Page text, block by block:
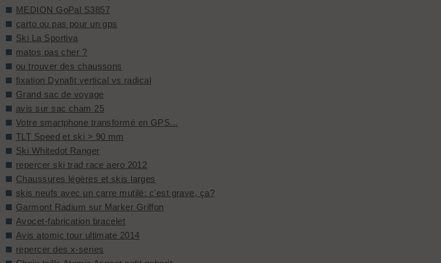
MEDION GoPal S3857
carto ou pas pour un gps
Ski La Sportiva
matos pas cher ?
ou trouver des chaussons
fixation Dynafit vertical vs radical
Grand sac de voyage
avis sur sac cham 25
Votre smartphone transformé en GPS...
TLT Speed et ski > 90 mm
Ski Whitedot Ranger
repercer ski trad race aero 2012
Chaussures légères et skis larges
skis neufs avec un carre mutilé: c'est grave, ça?
Garmont Radium sur Marker Griffon
Avocet-fabrication bracelet
Avis atomic tour ultimate 2014
repercer des x-series